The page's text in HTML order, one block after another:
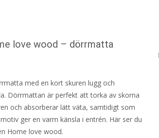
love wood – dörrmatta
med en kort skuren lugg och
Dörrmattan är perfekt att torka av skorna
och absorberar lätt väta, samtidigt som
ger en varm känsla i entrén. Här ser du
Home love wood.